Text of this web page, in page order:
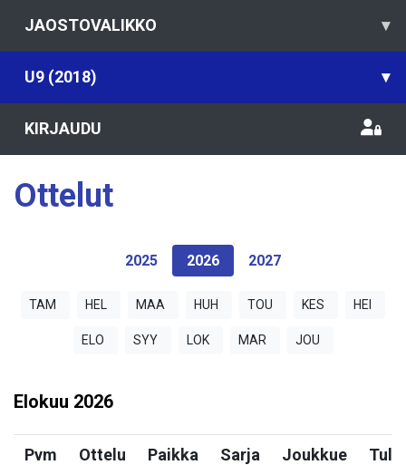
JAOSTOVALIKKO ▾
U9 (2018) ▾
KIRJAUDU
Ottelut
2025 2026 2027
TAM HEL MAA HUH TOU KES HEI
ELO SYY LOK MAR JOU
Elokuu 2026
Pvm Ottelu Paikka Sarja Joukkue